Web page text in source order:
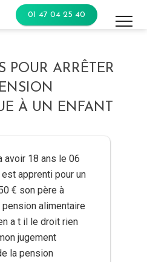
01 47 04 25 40
POUR ARRÊTER
À UN ENFANT
avoir 18 ans le 06
apprenti pour un
€ son père à
alimentaire
a t il le droit rien
jugement
la pension